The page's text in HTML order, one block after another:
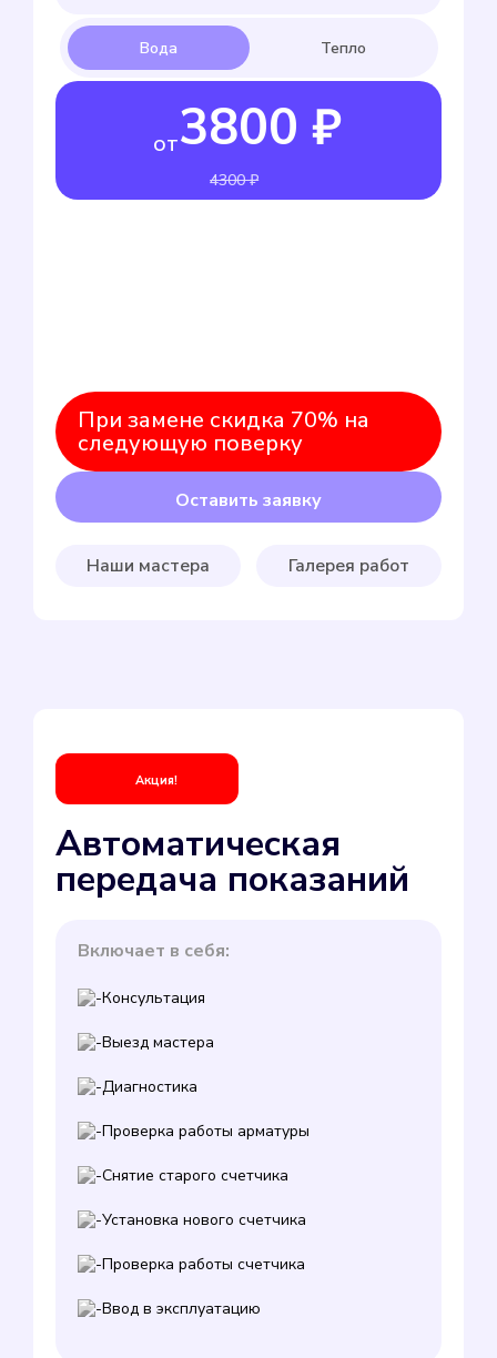
от3800 ₽
4300 ₽
При замене скидка 70% на
следующую поверку
Оставить заявку
Наши мастера Галерея работ
Акция!
Автоматическая
передача показаний
Включает в себя:
Консультация
Выезд мастера
Диагностика
Проверка работы арматуры
Снятие старого счетчика
Установка нового счетчика
Проверка работы счетчика
Ввод в эксплуатацию